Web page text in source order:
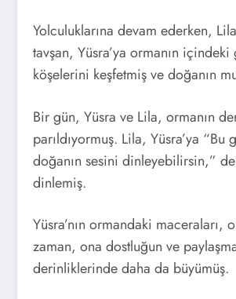
Yolculuklarına devam ederken,
tavşan, Yüsra’ya ormanın
köşelerini keşfetmiş ve doğanın
Bir gün, Yüsra ve Lila, ormanın
parıldıyormuş. Lila, Yüsra’ya
doğanın sesini dinleyebilirsin,”
dinlemiş.
Yüsra’nın ormandaki
zaman, ona dostluğun ve
derinliklerinde daha da büyümüş.